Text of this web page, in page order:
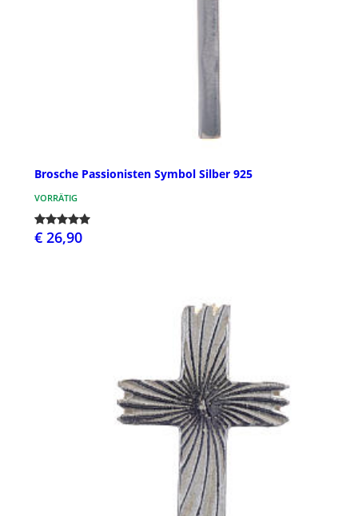
Brosche Passionisten Symbol Silber 925
VORRÄTIG
€ 26,90